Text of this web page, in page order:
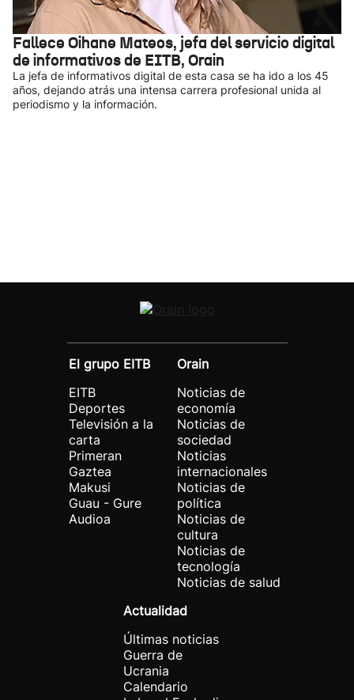
Fallece Oihane Mateos, jefa del servicio digital
de informativos de EITB, Orain
La jefa de informativos digital de esta casa se ha ido a los 45
años, dejando atrás una intensa carrera profesional unida al
periodismo y la información.
El grupo EITB
EITB
Deportes
Televisión a la
carta
Primeran
Gaztea
Makusi
Guau - Gure
Audioa
Orain
Noticias de
economía
Noticias de
sociedad
Noticias
internacionales
Noticias de
política
Noticias de
cultura
Noticias de
tecnología
Noticias de salud
Actualidad
Últimas noticias
Guerra de
Ucrania
Calendario